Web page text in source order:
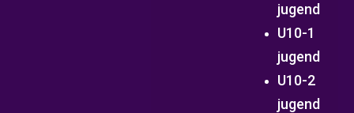
jugend
U10-1
jugend
U10-2
jugend